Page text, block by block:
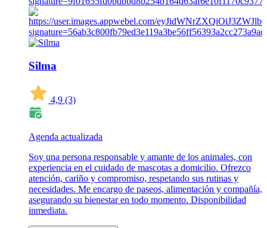
Silma
4,9 (3)
Agenda actualizada
Soy una persona responsable y amante de los animales, con
experiencia en el cuidado de mascotas a domicilio. Ofrezco
atención, cariño y compromiso, respetando sus rutinas y
necesidades. Me encargo de paseos, alimentación y compañía,
asegurando su bienestar en todo momento. Disponibilidad
inmediata.